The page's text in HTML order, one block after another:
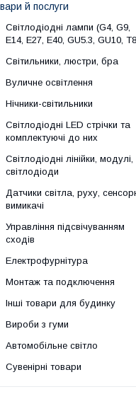
й послуги
Світлодіодні лампи (G4, G9,
E14, E27, Е40, GU5.3, GU10,
Світильники, люстри, бра
Вуличне освітлення
Нічники-світильники
Світлодіодні LED стрічки та
комплектуючі до них
Світлодіодні лінійки, модулі,
світлодіоди
Датчики світла, руху,
вимикачі
Управління підсвічуванням
сходів
Електрофурнітура
Монтаж та подключення
Інші товари для будинку
Вироби з гуми
Автомобільне світло
Сувенірні товари